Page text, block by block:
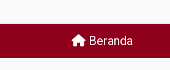
Beranda